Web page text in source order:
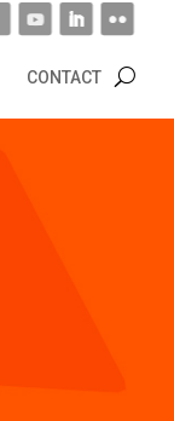
CONTACT